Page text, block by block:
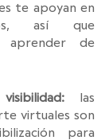
te apoyan en
así que
aprender de
las
virtuales son
para